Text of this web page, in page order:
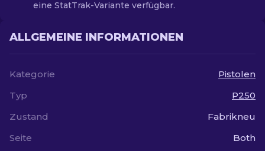
eine StatTrak-Variante verfügbar.
ALLGEMEINE INFORMATIONEN
Kategorie
Pistolen
Typ
P250
Zustand
Fabrikneu
Seite
Both